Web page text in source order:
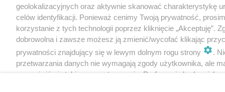
geolokalizacyjnych oraz aktywnie skanować charakterystykę
celów identyfikacji. Ponieważ cenimy Twoją prywatność,
korzystanie z tych technologii poprzez kliknięcie „Akceptuję”.
dobrowolna i zawsze możesz ją zmienić/wycofać klikając
prywatności znajdujący się w lewym dolnym rogu strony
.
przetwarzania danych nie wymagają zgody użytkownika, ale
sprzeciwić się takiemu przetwarzaniu. Preferencje będą miały